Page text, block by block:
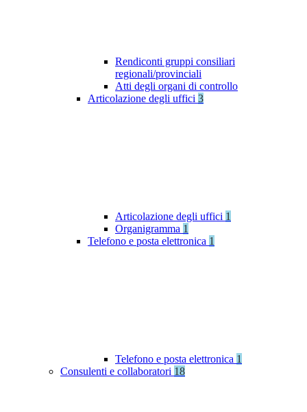
Rendiconti gruppi consiliari
regionali/provinciali
Atti degli organi di controllo
Articolazione degli uffici 3
Articolazione degli uffici 1
Organigramma 1
Telefono e posta elettronica 1
Telefono e posta elettronica 1
Consulenti e collaboratori 18